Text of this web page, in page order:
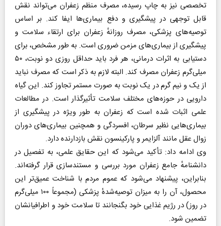
تخصصی نیز به چاپ رسیده، مصرف منظم زعفران می‌تواند نقش
قابل توجهی در پیشگیری و دفع بیماری‌ها ایفا کند. بر اساس
توصیه‌های پزشکی، مصرف روزانهٔ زعفران برای ارتقاء سلامت و
پیشگیری از بیماری‌های مزمن ضروری است. به طور مشخص، برای
دستیابی به اثرات درمانی، هر فرد باید حداقل روزی دو نوبت، ۵۰
میلی‌گرم زعفران مصرف کند. البته لازم به ذکر است که مصرف نباید
از یک و نیم گرم در یک نوبت به صورت مستمر تجاوز کند. این گیاه
دارویی در حوزه‌های مختلف سلامت تأثیرگذار است. در مطالعات
علمی اثبات شده است که زعفران به طور ویژه در پیشگیری از
بیماری‌هایی نظیر سرطان، افسردگی و همچنین بیماری‌های دوران
زوال عقل مانند آلزایمر و پارکینسون نقش بازدارنده دارد.
وی ادامه داد: تأکید می‌شود که این حقایق علمی، به تفصیل در
دانشنامهٔ جامع زعفران مورد بررسی و مستندسازی قرار گرفته‌اند.
بنابراین، پیشنهاد می‌شود که عموم مردم با شناخت عمیق‌تر این
محصول، آن را به میزان توصیه‌شدهٔ پزشکی (مجموعاً ۱۰۰ میلی‌گرم
در روز) در رژیم غذایی خود بگنجانند تا سلامت خود و اطرافیانشان
تضمین شود.